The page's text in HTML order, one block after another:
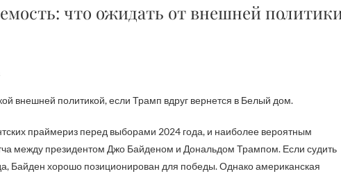
что ожидать от внешней
внешней политикой, если Трамп вдруг вернется в Белый дом.
праймериз перед выборами 2024 года, и наиболее вероятным
между президентом Джо Байденом и Дональдом Трампом. Если судить
Байден хорошо позиционирован для победы. Однако американская